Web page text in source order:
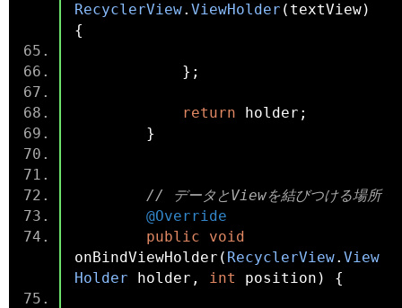
RecyclerView. ViewHolder ( textView)
{
};
return holder ;
}
// データとViewを結びつける場所
@Override
public
void
onBindViewHolder ( RecyclerView. View
Holder holder , int position ) {